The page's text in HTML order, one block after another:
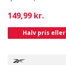
Current
149,99 kr.
Halv pris